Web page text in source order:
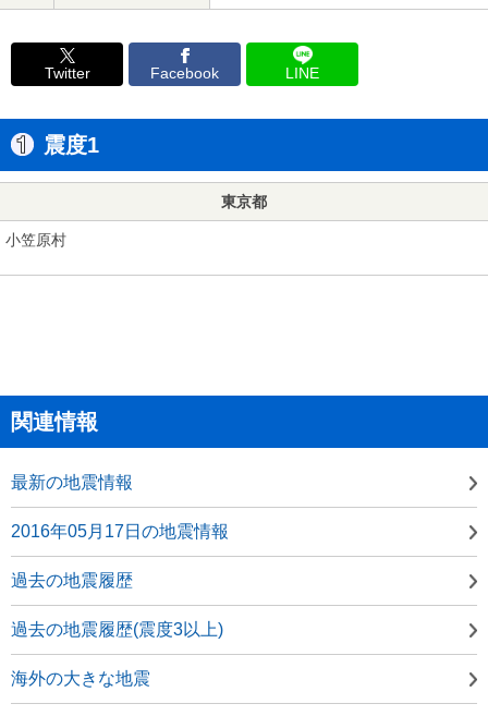
Twitter Facebook LINE
震度1
東京都
小笠原村
関連情報
最新の地震情報
2016年05月17日の地震情報
過去の地震履歴
過去の地震履歴(震度3以上)
海外の大きな地震